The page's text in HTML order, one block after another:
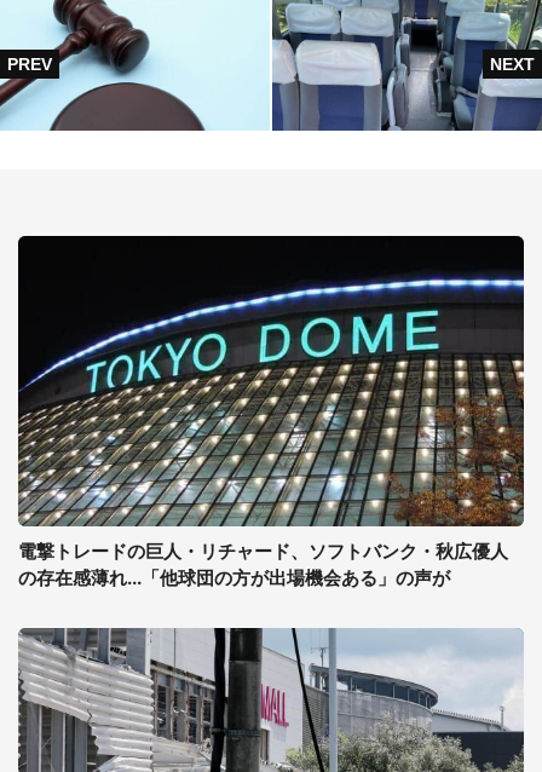
電撃トレードの巨人・リチャード、ソフトバンク・秋広優人
の存在感薄れ...「他球団の方が出場機会ある」の声が